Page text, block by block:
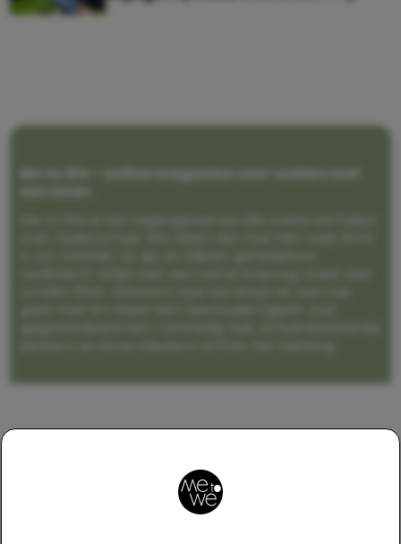
Me to We – online magazine voor ouders met